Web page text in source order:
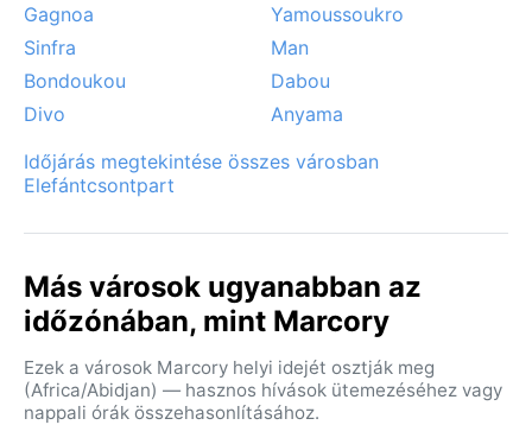
Gagnoa
Yamoussoukro
Sinfra
Man
Bondoukou
Dabou
Divo
Anyama
Időjárás megtekintése összes városban
Elefántcsontpart
Más városok ugyanabban az
időzónában, mint Marcory
Ezek a városok Marcory helyi idejét osztják meg
(Africa/Abidjan) — hasznos hívások ütemezéséhez vagy
nappali órák összehasonlításához.